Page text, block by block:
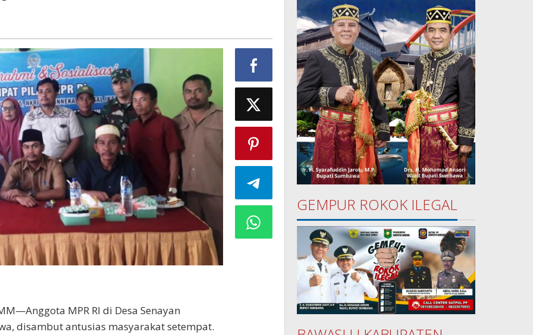
MPR RI di Desa Senayan
disambut antusias masyarakat setempat.
GEMPUR ROKOK ILEGAL